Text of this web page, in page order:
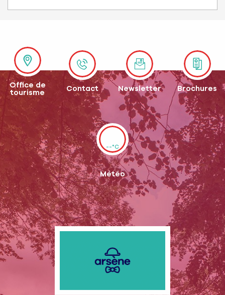
Office de
tourisme
Contact Newsletter Brochures
--°C
Météo